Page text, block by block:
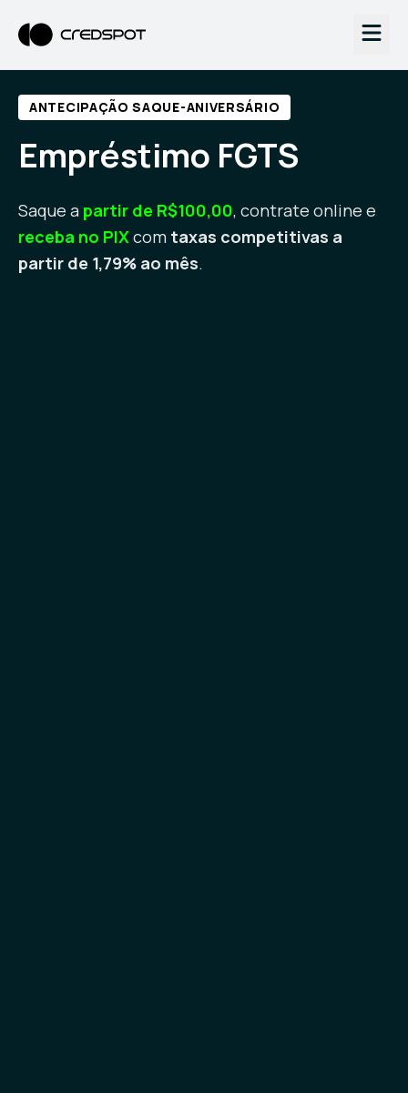
ANTECIPAÇÃO SAQUE-ANIVERSÁRIO
Empréstimo FGTS
Saque a partir de R$100,00, contrate online e
receba no PIXcom taxas competitivas a
partir de 1,79% ao mês.